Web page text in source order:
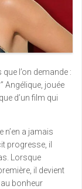
que l’on demande :
Angélique, jouée
d’un film qui
n’en a jamais
progresse, il
Lorsque
il devient
bonheur